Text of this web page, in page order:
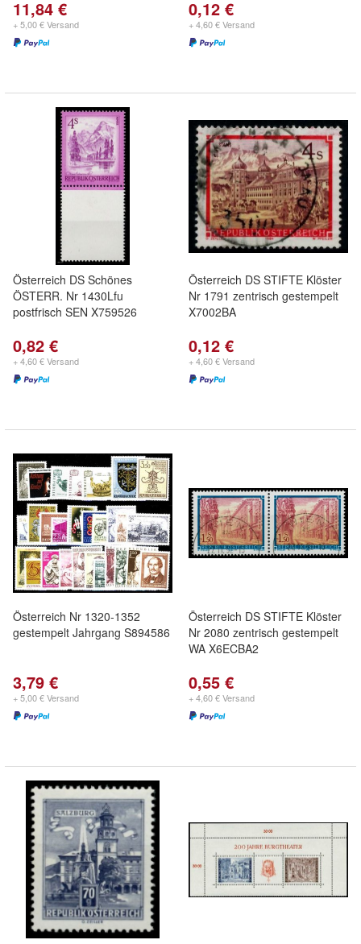
11,84 €
+ 5,00 € Versand
0,12 €
+ 4,60 € Versand
Österreich DS Schönes
ÖSTERR. Nr 1430Lfu
postfrisch SEN X759526
0,82 €
+ 4,60 € Versand
Österreich DS STIFTE Klöster
Nr 1791 zentrisch gestempelt
X7002BA
0,12 €
+ 4,60 € Versand
Österreich Nr 1320-1352
gestempelt Jahrgang S894586
3,79 €
+ 5,00 € Versand
Österreich DS STIFTE Klöster
Nr 2080 zentrisch gestempelt
WA X6ECBA2
0,55 €
+ 4,60 € Versand